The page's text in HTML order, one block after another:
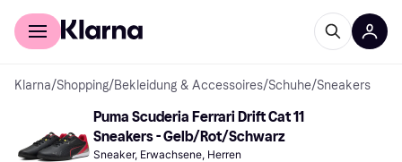
Für Shopper
Klarna/Shopping/Bekleidung & Accessoires/Schuhe/Sneakers
Puma Scuderia Ferrari Drift Cat 11
Sneakers - Gelb/Rot/Schwarz
Sneaker, Erwachsene, Herren